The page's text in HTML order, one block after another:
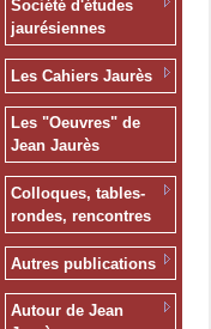
Société d'études
jaurésiennes
Les Cahiers Jaurès
Les "Oeuvres" de
Jean Jaurès
Colloques, tables-
rondes, rencontres
Autres publications
Autour de Jean